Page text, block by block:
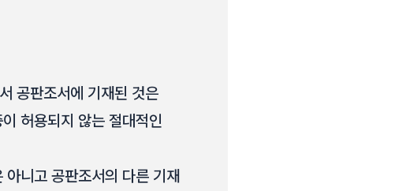
공판조서에 기재된 것은
허용되지 않는 절대적인
니고 공판조서의 다른 기재